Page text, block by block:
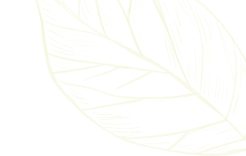
Pizzawerkstatt Kiel